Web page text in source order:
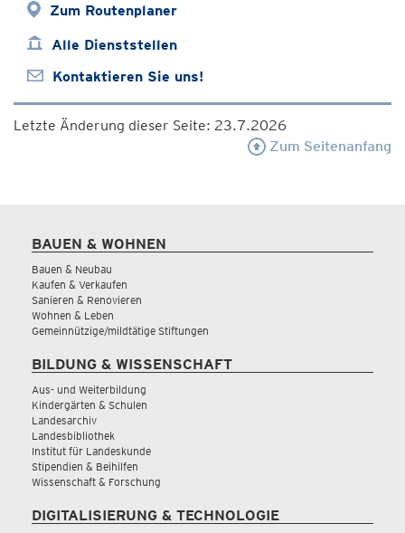
Zum Routenplaner
Alle Dienststellen
Kontaktieren Sie uns!
Letzte Änderung dieser Seite: 23.7.2026
Zum Seitenanfang
BAUEN & WOHNEN
Bauen & Neubau
Kaufen & Verkaufen
Sanieren & Renovieren
Wohnen & Leben
Gemeinnützige/mildtätige Stiftungen
BILDUNG & WISSENSCHAFT
Aus- und Weiterbildung
Kindergärten & Schulen
Landesarchiv
Landesbibliothek
Institut für Landeskunde
Stipendien & Beihilfen
Wissenschaft & Forschung
DIGITALISIERUNG & TECHNOLOGIE